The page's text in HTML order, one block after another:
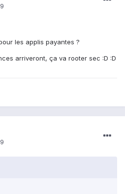
les applis payantes ?
arriveront, ça va rooter sec :D :D